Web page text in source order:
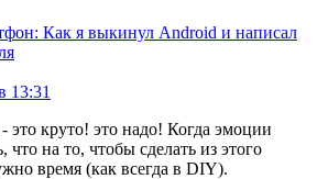
Как я выкинул Android и написал
13:31
это круто! это надо! Когда эмоции
что на то, чтобы сделать из этого
время (как всегда в DIY).